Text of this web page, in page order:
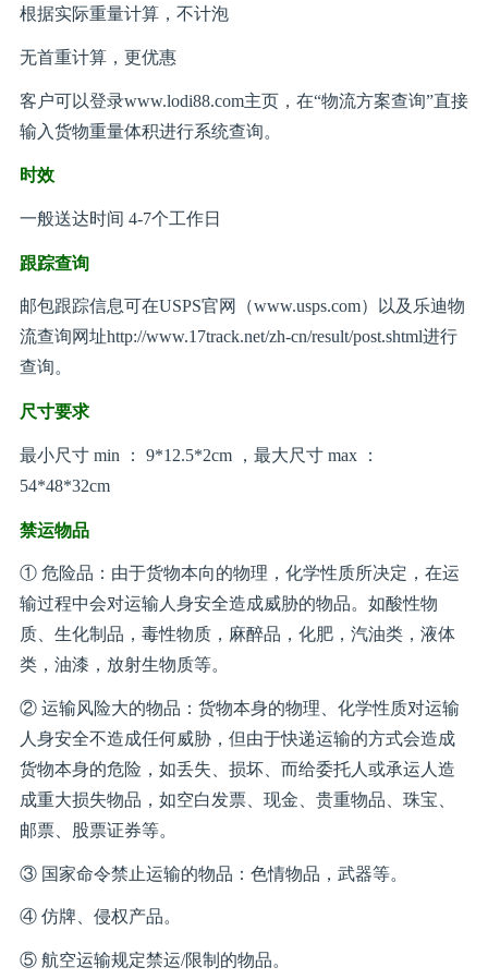
根据实际重量计算，不计泡
无首重计算，更优惠
客户可以登录www.lodi88.com主页，在“物流方案查询”直接
输入货物重量体积进行系统查询。
时效
一般送达时间 4-7个工作日
跟踪查询
邮包跟踪信息可在USPS官网（www.usps.com）以及乐迪物
流查询网址http://www.17track.net/zh-cn/result/post.shtml进行
查询。
尺寸要求
最小尺寸 min ： 9*12.5*2cm ，最大尺寸 max ：
54*48*32cm
禁运物品
① 危险品：由于货物本向的物理，化学性质所决定，在运
输过程中会对运输人身安全造成威胁的物品。如酸性物
质、生化制品，毒性物质，麻醉品，化肥，汽油类，液体
类，油漆，放射生物质等。
② 运输风险大的物品：货物本身的物理、化学性质对运输
人身安全不造成任何威胁，但由于快递运输的方式会造成
货物本身的危险，如丢失、损坏、而给委托人或承运人造
成重大损失物品，如空白发票、现金、贵重物品、珠宝、
邮票、股票证券等。
③ 国家命令禁止运输的物品：色情物品，武器等。
④ 仿牌、侵权产品。
⑤ 航空运输规定禁运/限制的物品。